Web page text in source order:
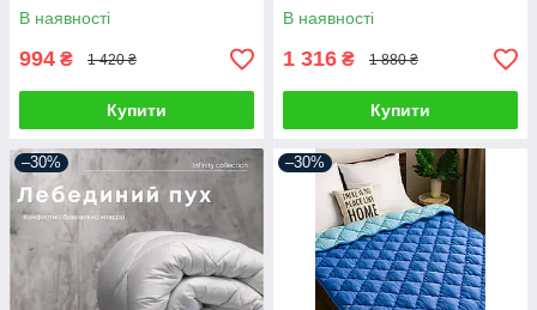
В наявності
994 ₴ 1 420 ₴
Купити
В наявності
1 316 ₴ 1 880 ₴
Купити
–30% –30%